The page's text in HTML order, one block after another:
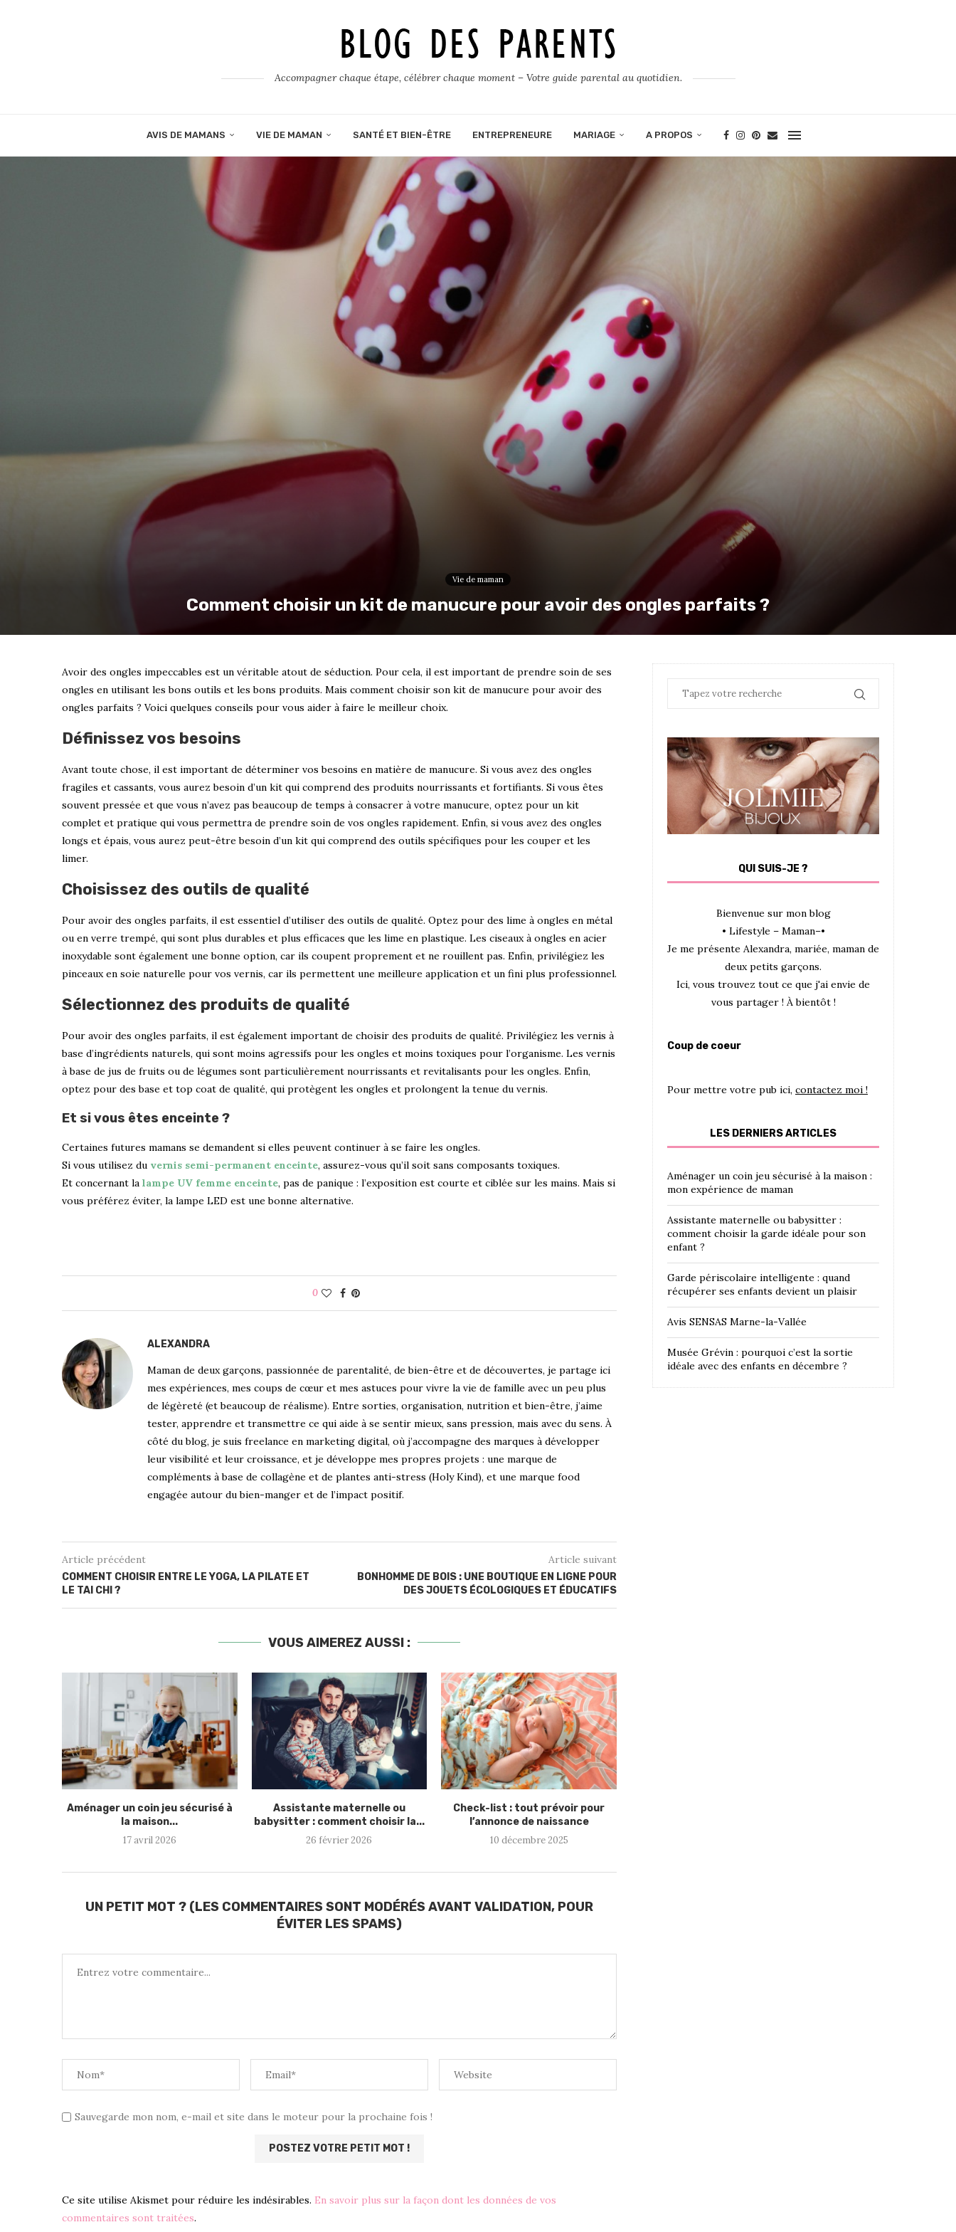
Accompagner chaque étape, célébrer chaque moment – Votre guide parental au quotidien.
AVIS DE MAMANS VIE DE MAMAN SANTÉ ET BIEN-ÊTRE ENTREPRENEURE MARIAGE A PROPOS
Vie de maman
Comment choisir un kit de manucure pour avoir des ongles parfaits ?
Avoir des ongles impeccables est un véritable atout de séduction. Pour cela, il est important de prendre soin de ses
ongles en utilisant les bons outils et les bons produits. Mais comment choisir son kit de manucure pour avoir des
ongles parfaits ? Voici quelques conseils pour vous aider à faire le meilleur choix.
Définissez vos besoins
Avant toute chose, il est important de déterminer vos besoins en matière de manucure. Si vous avez des ongles
fragiles et cassants, vous aurez besoin d’un kit qui comprend des produits nourrissants et fortifiants. Si vous êtes
souvent pressée et que vous n’avez pas beaucoup de temps à consacrer à votre manucure, optez pour un kit
complet et pratique qui vous permettra de prendre soin de vos ongles rapidement. Enfin, si vous avez des ongles
longs et épais, vous aurez peut-être besoin d’un kit qui comprend des outils spécifiques pour les couper et les
limer.
Choisissez des outils de qualité
Pour avoir des ongles parfaits, il est essentiel d’utiliser des outils de qualité. Optez pour des lime à ongles en métal
ou en verre trempé, qui sont plus durables et plus efficaces que les lime en plastique. Les ciseaux à ongles en acier
inoxydable sont également une bonne option, car ils coupent proprement et ne rouillent pas. Enfin, privilégiez les
pinceaux en soie naturelle pour vos vernis, car ils permettent une meilleure application et un fini plus professionnel.
Sélectionnez des produits de qualité
Pour avoir des ongles parfaits, il est également important de choisir des produits de qualité. Privilégiez les vernis à
base d’ingrédients naturels, qui sont moins agressifs pour les ongles et moins toxiques pour l’organisme. Les vernis
à base de jus de fruits ou de légumes sont particulièrement nourrissants et revitalisants pour les ongles. Enfin,
optez pour des base et top coat de qualité, qui protègent les ongles et prolongent la tenue du vernis.
Et si vous êtes enceinte ?
Certaines futures mamans se demandent si elles peuvent continuer à se faire les ongles.
Si vous utilisez du vernis semi-permanent enceinte, assurez-vous qu’il soit sans composants toxiques.
Et concernant la lampe UV femme enceinte, pas de panique : l’exposition est courte et ciblée sur les mains. Mais si
vous préférez éviter, la lampe LED est une bonne alternative.
0
ALEXANDRA
Maman de deux garçons, passionnée de parentalité, de bien-être et de découvertes, je partage ici
mes expériences, mes coups de cœur et mes astuces pour vivre la vie de famille avec un peu plus
de légèreté (et beaucoup de réalisme). Entre sorties, organisation, nutrition et bien-être, j’aime
tester, apprendre et transmettre ce qui aide à se sentir mieux, sans pression, mais avec du sens. À
côté du blog, je suis freelance en marketing digital, où j’accompagne des marques à développer
leur visibilité et leur croissance, et je développe mes propres projets : une marque de
compléments à base de collagène et de plantes anti-stress (Holy Kind), et une marque food
engagée autour du bien-manger et de l’impact positif.
Article précédent
COMMENT CHOISIR ENTRE LE YOGA, LA PILATE ET
LE TAI CHI ?
Article suivant
BONHOMME DE BOIS : UNE BOUTIQUE EN LIGNE POUR
DES JOUETS ÉCOLOGIQUES ET ÉDUCATIFS
VOUS AIMEREZ AUSSI :
Aménager un coin jeu sécurisé à
la maison...
17 avril 2026
Assistante maternelle ou
babysitter : comment choisir la...
26 février 2026
Check-list : tout prévoir pour
l’annonce de naissance
10 décembre 2025
UN PETIT MOT ? (LES COMMENTAIRES SONT MODÉRÉS AVANT VALIDATION, POUR
ÉVITER LES SPAMS)
Sauvegarde mon nom, e-mail et site dans le moteur pour la prochaine fois !
Ce site utilise Akismet pour réduire les indésirables. En savoir plus sur la façon dont les données de vos
commentaires sont traitées.
QUI SUIS-JE ?
Bienvenue sur mon blog
• Lifestyle – Maman–•
Je me présente Alexandra, mariée, maman de
deux petits garçons.
Ici, vous trouvez tout ce que j'ai envie de
vous partager ! À bientôt !
Coup de coeur
Pour mettre votre pub ici, contactez moi !
LES DERNIERS ARTICLES
Aménager un coin jeu sécurisé à la maison :
mon expérience de maman
Assistante maternelle ou babysitter :
comment choisir la garde idéale pour son
enfant ?
Garde périscolaire intelligente : quand
récupérer ses enfants devient un plaisir
Avis SENSAS Marne-la-Vallée
Musée Grévin : pourquoi c’est la sortie
idéale avec des enfants en décembre ?